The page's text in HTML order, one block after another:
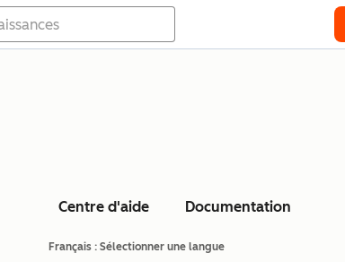
Centre d'aide Documentation
Français : Sélectionner une langue